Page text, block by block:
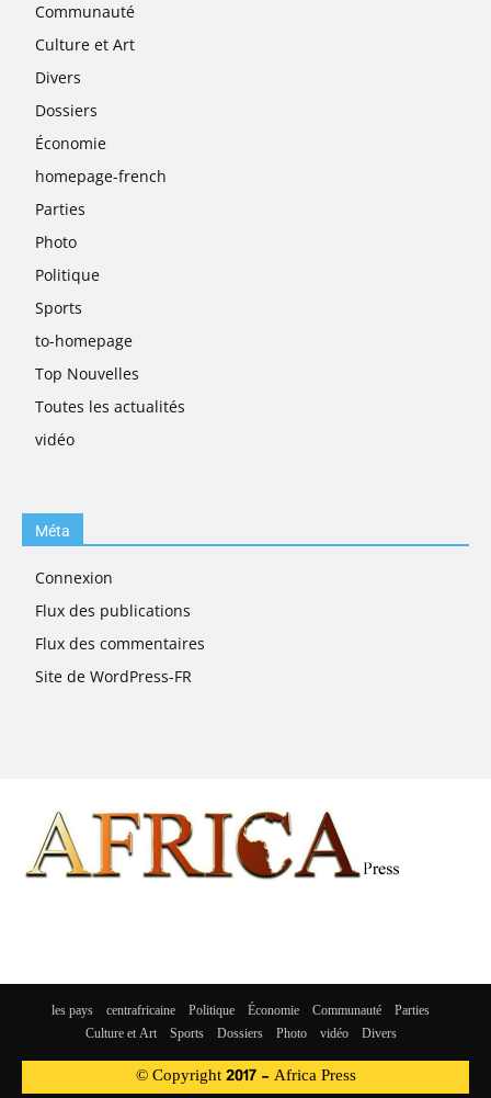
Communauté
Culture et Art
Divers
Dossiers
Économie
homepage-french
Parties
Photo
Politique
Sports
to-homepage
Top Nouvelles
Toutes les actualités
vidéo
Méta
Connexion
Flux des publications
Flux des commentaires
Site de WordPress-FR
les pays centrafricaine Politique Économie Communauté Parties
Culture et Art
Sports Dossiers Photo vidéo Divers
© Copyright 2017 - Africa Press